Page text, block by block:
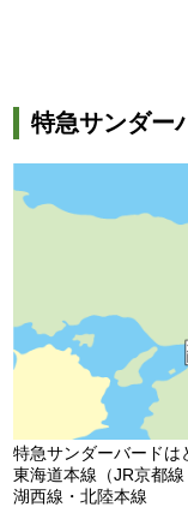
特急サンダー
特急サンダーバードは
東海道本線（JR京都線
湖西線・北陸本線